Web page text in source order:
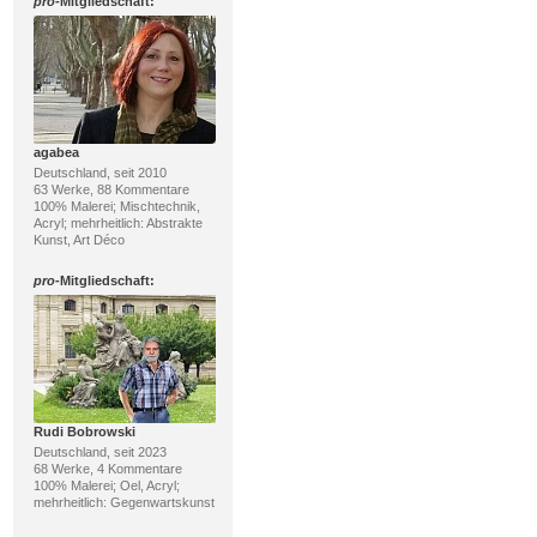
agabea
Deutschland, seit 2010
63 Werke, 88 Kommentare
100% Malerei; Mischtechnik,
Acryl; mehrheitlich: Abstrakte
Kunst, Art Déco
pro-Mitgliedschaft:
Rudi Bobrowski
Deutschland, seit 2023
68 Werke, 4 Kommentare
100% Malerei; Oel, Acryl;
mehrheitlich: Gegenwartskunst